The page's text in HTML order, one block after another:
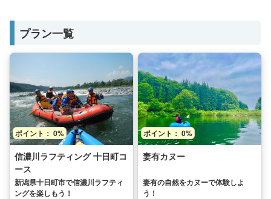
プラン一覧
ポイント： 0%
信濃川ラフティング 十日町コ
ース
新潟県十日町市で信濃川ラフティ
ングを楽しもう！
ポイント： 0%
妻有カヌー
妻有の自然をカヌーで体験しよ
う！